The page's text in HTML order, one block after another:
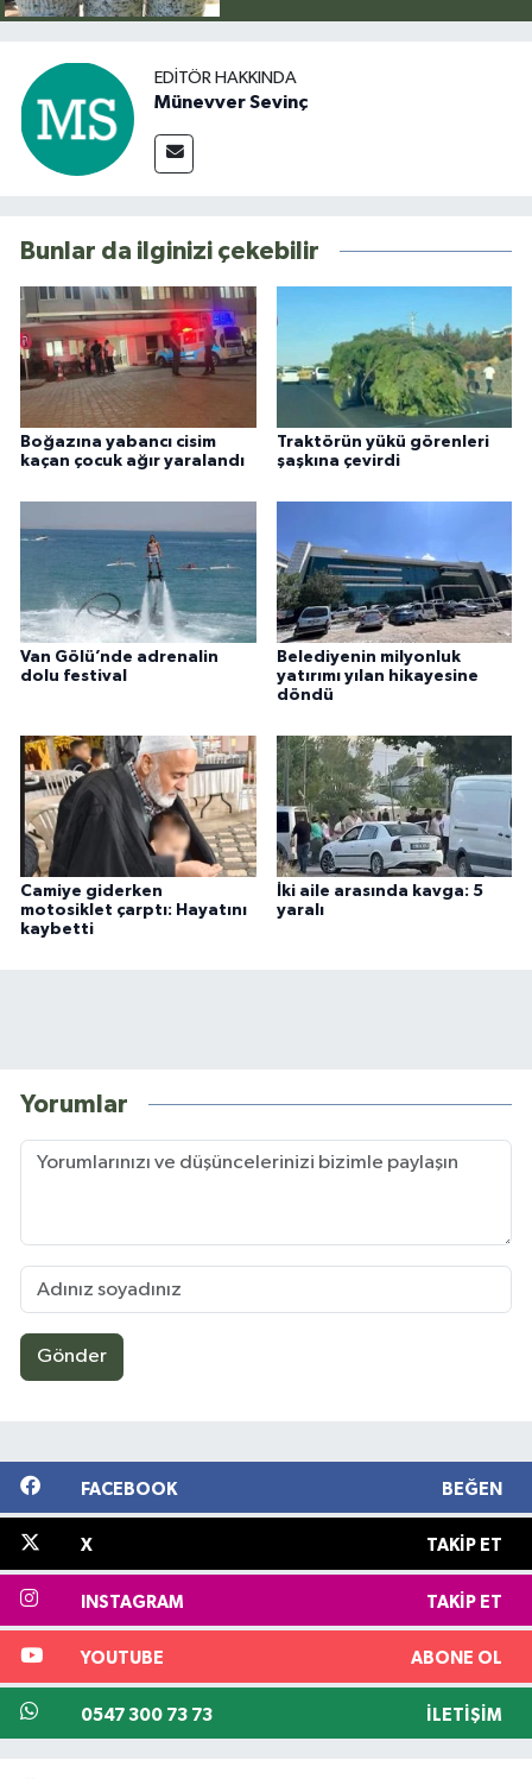
EDITÖR HAKKINDA
Münevver Sevinç
Bunlar da ilginizi çekebilir
Boğazına yabancı cisim
kaçan çocuk ağır yaralandı
Traktörün yükü görenleri
şaşkına çevirdi
Van Gölü’nde adrenalin
dolu festival
Belediyenin milyonluk
yatırımı yılan hikayesine
döndü
Camiye giderken
motosiklet çarptı: Hayatını
kaybetti
İki aile arasında kavga: 5
yaralı
Yorumlar
Gönder
FACEBOOK BEĞEN
X TAKIP ET
INSTAGRAM TAKIP ET
YOUTUBE ABONE OL
0547 300 73 73 İLETIŞIM